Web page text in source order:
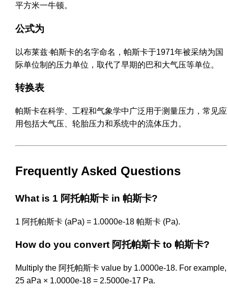
平方米一牛顿。
公式为
以布莱兹·帕斯卡的名字命名，帕斯卡于1971年被采纳为国
际单位制的压力单位，取代了早期的巴和大气压等单位。
转换表
帕斯卡在科学、工程和气象学中广泛用于测量压力，常见应
用包括大气压、轮胎压力和系统中的流体压力。
Frequently Asked Questions
What is 1 阿托帕斯卡 in 帕斯卡?
1 阿托帕斯卡 (aPa) = 1.0000e-18 帕斯卡 (Pa).
How do you convert 阿托帕斯卡 to 帕斯卡?
Multiply the 阿托帕斯卡 value by 1.0000e-18. For example,
25 aPa × 1.0000e-18 = 2.5000e-17 Pa.